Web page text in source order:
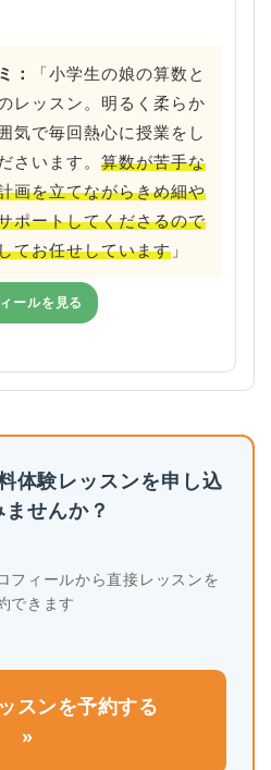
：
「小学生の娘の算数と
レッスン。明るく柔らか
気で毎回熱心に授業をし
さいます。 算数が苦手な
画を立てながらきめ細や
ポートしてくださるので
てお任せしています 」
ールを見る
体験レッスンを申し込
ませんか？
フィールから直接レッスンを
できます
スンを予約する
»